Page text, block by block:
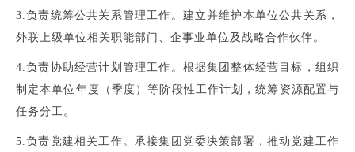
3.负责统筹公共关系管理工作。建立并维护本单位公共关系，
外联上级单位相关职能部门、企事业单位及战略合作伙伴。
4.负责协助经营计划管理工作。根据集团整体经营目标，组织
制定本单位年度（季度）等阶段性工作计划，统筹资源配置与
任务分工。
5.负责党建相关工作。承接集团党委决策部署，推动党建工作